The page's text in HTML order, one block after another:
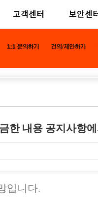
고객센터 보안센
한 내용 공지사항
입니다.